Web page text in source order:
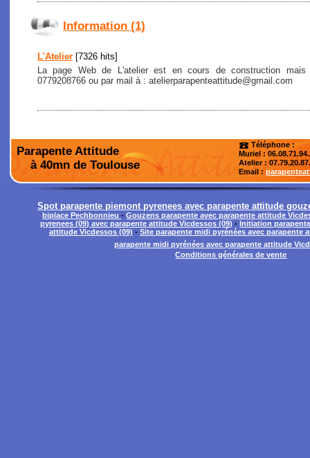
Information (1)
L'Atelier [7326 hits]
La page Web de L'atelier est en cours de construction
0779208766 ou par mail à : atelierparapenteattitude@gmail.com
Parapente Attitude
à 40mn de Toulouse
Téléphone :
Muriel :
Atelier:
Email :
Spot parapente piemont pyrenees avec parapente attitude
biplace Pechbonnieu-Gouzens parapente avec parapente attitude
pyrenees (09) avec parapente attitude Vicdessos (09) -Initiation
attitude Vicdessos (09) - Site parapente midi pyrénées avec parapente
parapente midi pyrénées avec parapente attitude
Conditions générales de vente